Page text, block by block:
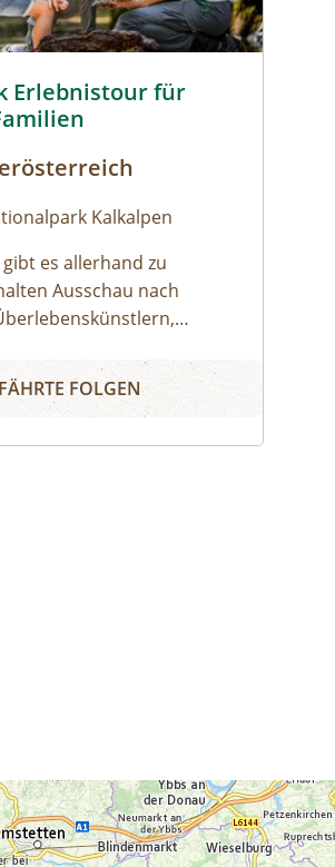
Erlebnistour für
Kalkalpen
es allerhand zu
Ausschau nach
Geheimnis der Natur.
Wer weiß, was
für Kinder und Familien
FOLGEN